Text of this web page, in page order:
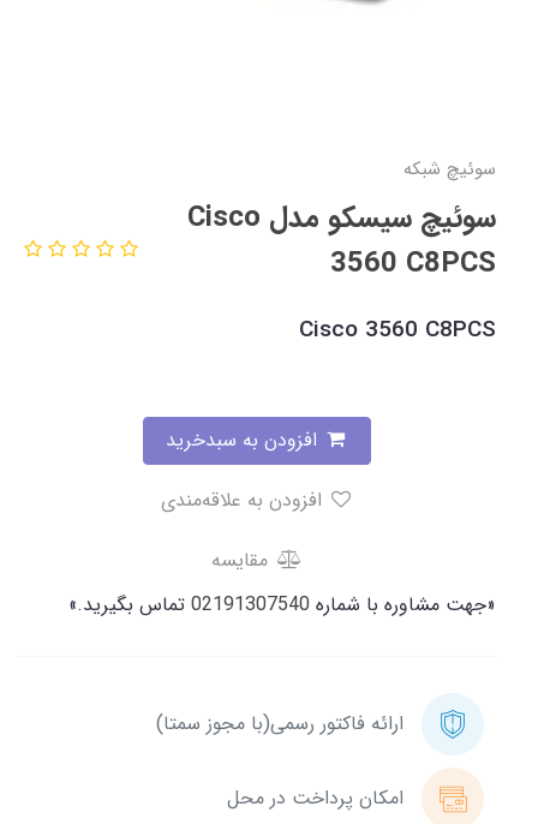
سوئیچ شبکه
سوئیچ سیسکو مدل Cisco
3560 C8PCS
Cisco 3560 C8PCS
مقایسه
«جهت مشاوره با شماره 02191307540 تماس بگیرید.»
ارائه فاکتور رسمی(با مجوز سمتا)
امکان پرداخت در محل